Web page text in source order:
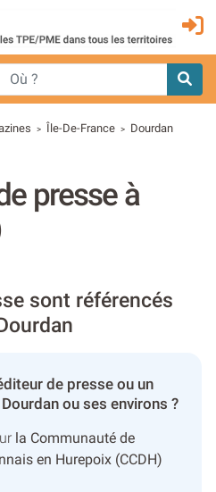
> Île-De-France > Dourdan
presse à
sont référencés
de presse ou un
ou ses environs ?
la Communauté de
en Hurepoix (CCDH)